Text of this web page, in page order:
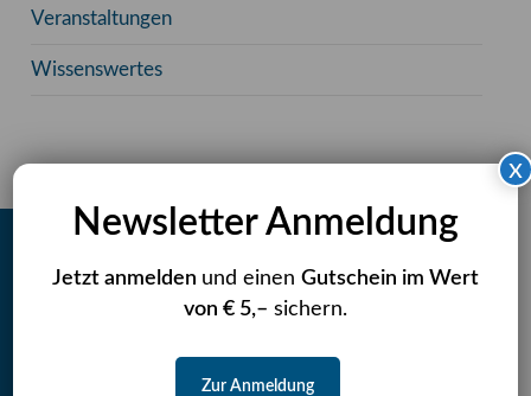
Veranstaltungen
Wissenswertes
Rassebestimmung Hund
Newsletter Anmeldung
Jetzt anmelden und einen Gutschein im Wert
von € 5,– sichern.
Zur Anmeldung
x